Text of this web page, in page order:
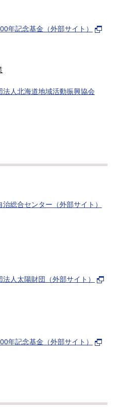
年記念基金（外部サイト）
法人北海道地域活動振興協会
治総合センター（外部サイト）
人太陽財団（外部サイト）
年記念基金（外部サイト）